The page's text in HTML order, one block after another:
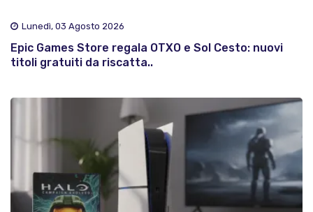
Lunedì, 03 Agosto 2026
Epic Games Store regala OTXO e Sol Cesto: nuovi
titoli gratuiti da riscatta..